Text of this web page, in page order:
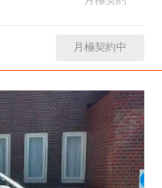
月極契約中